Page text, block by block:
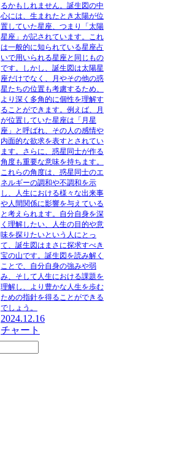
るかもしれません。誕生図の中
心には、生まれたとき太陽が位
置していた星座、つまり「太陽
星座」が記されています。これ
は一般的に知られている星座占
いで用いられる星座と同じもの
です。しかし、誕生図は太陽星
座だけでなく、月やその他の惑
星たちの位置も考慮するため、
より深く多角的に個性を理解す
ることができます。例えば、月
が位置していた星座は「月星
座」と呼ばれ、その人の感情や
内面的な欲求を表すとされてい
ます。さらに、惑星同士が作る
角度も重要な意味を持ちます。
これらの角度は、惑星同士のエ
ネルギーの調和や不調和を示
し、人生における様々な出来事
や人間関係に影響を与えている
と考えられます。自分自身を深
く理解したい、人生の目的や意
味を探りたいという人にとっ
て、誕生図はまさに探求すべき
宝の山です。誕生図を読み解く
ことで、自分自身の強みや弱
み、そして人生における課題を
理解し、より豊かな人生を歩む
ための指針を得ることができる
でしょう。
2024.12.16
チャート